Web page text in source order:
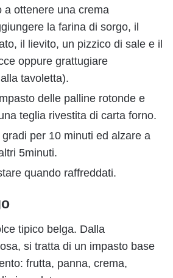
a ottenere una crema
la farina di sorgo, il
il lievito, un pizzico di sale e il
oppure grattugiare
tavoletta).
delle palline rotonde e
teglia rivestita di carta forno.
gradi per 10 minuti ed alzare a
5minuti.
quando raffreddati.
tipico belga. Dalla
si tratta di un impasto base
frutta, panna, crema,